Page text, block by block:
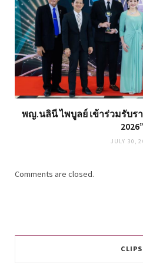
พญ.นลินี ไพบูลย์ เข้าร่วมรับราง
2026”
JULY 30,
Comments are closed.
CLIPS